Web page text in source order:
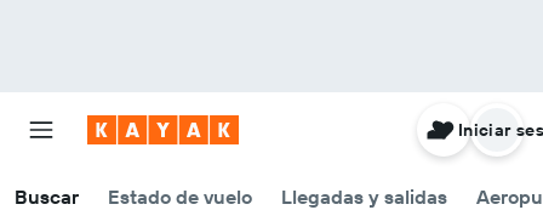
Buscar Estado de vuelo Llegadas y salidas
Iniciar